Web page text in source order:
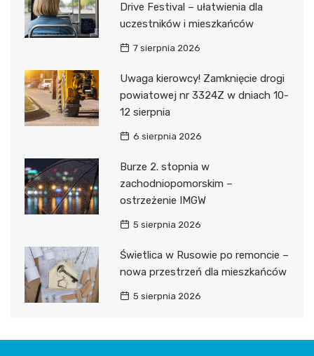
Drive Festival – ułatwienia dla
uczestników i mieszkańców
7 sierpnia 2026
Uwaga kierowcy! Zamknięcie drogi
powiatowej nr 3324Z w dniach 10-
12 sierpnia
6 sierpnia 2026
Burze 2. stopnia w
zachodniopomorskim –
ostrzeżenie IMGW
5 sierpnia 2026
Świetlica w Rusowie po remoncie –
nowa przestrzeń dla mieszkańców
5 sierpnia 2026